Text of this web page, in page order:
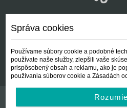
Kontakt
Správa cookies
Používame súbory cookie a podobné
používate naše služby, zlepšili vaše
prispôsobený obsah a reklamu, ako je
používania súborov cookie a Zásadách